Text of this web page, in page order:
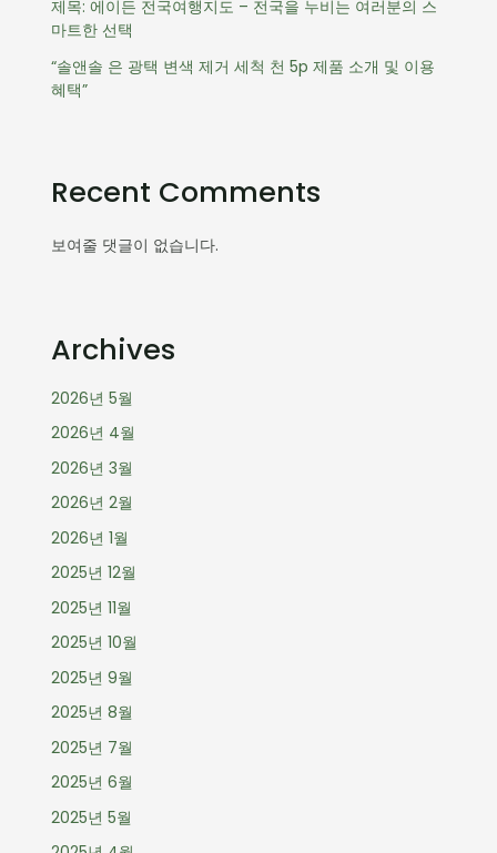
제목: 에이든 전국여행지도 – 전국을 누비는 여러분의 스
마트한 선택
“솔앤솔 은 광택 변색 제거 세척 천 5p 제품 소개 및 이용
혜택”
Recent Comments
보여줄 댓글이 없습니다.
Archives
2026년 5월
2026년 4월
2026년 3월
2026년 2월
2026년 1월
2025년 12월
2025년 11월
2025년 10월
2025년 9월
2025년 8월
2025년 7월
2025년 6월
2025년 5월